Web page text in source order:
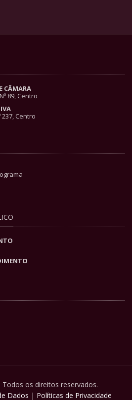
CÂMARA
89, Centro
Centro
os direitos reservados.
Dados | Políticas de Privacidade